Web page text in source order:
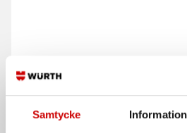
Samtycke Information